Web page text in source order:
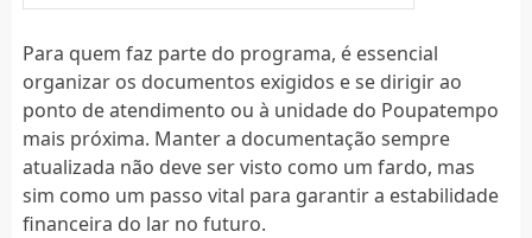
Para quem faz parte do programa, é essencial
organizar os documentos exigidos e se dirigir ao
ponto de atendimento ou à unidade do Poupatempo
mais próxima. Manter a documentação sempre
atualizada não deve ser visto como um fardo, mas
sim como um passo vital para garantir a estabilidade
financeira do lar no futuro.